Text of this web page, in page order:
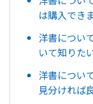
は購入でき
洋書につい
いて知りた
洋書につい
見分ければ